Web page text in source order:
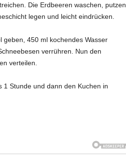
Die Erdbeeren waschen, putzen
legen und leicht eindrücken.
geben, 450 ml kochendes Wasser
verrühren. Nun den
verteilen.
1 Stunde und dann den Kuchen in